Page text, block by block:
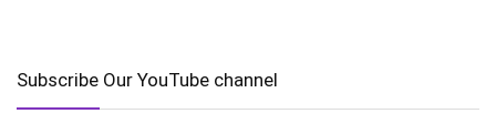
Subscribe Our YouTube channel